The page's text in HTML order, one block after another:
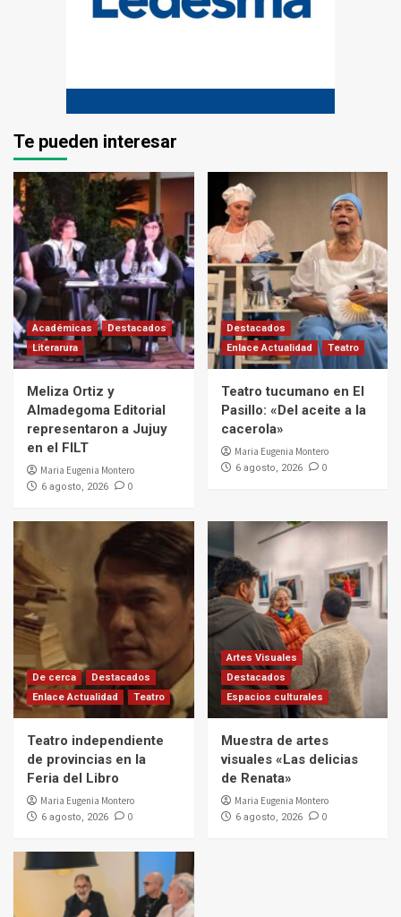
Te pueden interesar
Académicas
Destacados
Literarura
Meliza Ortiz y
Almadegoma Editorial
representaron a Jujuy
en el FILT
Maria Eugenia Montero
6 agosto, 2026 0
Destacados
Enlace Actualidad
Teatro
Teatro tucumano en El
Pasillo: «Del aceite a la
cacerola»
Maria Eugenia Montero
6 agosto, 2026 0
De cerca
Destacados
Enlace Actualidad
Teatro
Teatro independiente
de provincias en la
Feria del Libro
Maria Eugenia Montero
6 agosto, 2026 0
Artes Visuales
Destacados
Espacios culturales
Muestra de artes
visuales «Las delicias
de Renata»
Maria Eugenia Montero
6 agosto, 2026 0